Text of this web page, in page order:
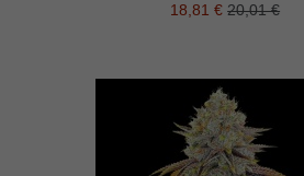
18,81 €20,01 €